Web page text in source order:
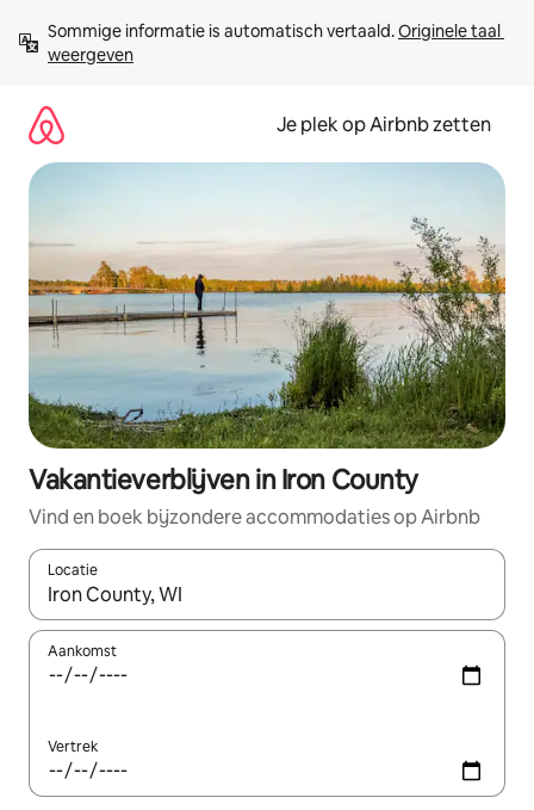
direct
naar
Sommige informatie is automatisch vertaald. Originele taal
weergeven
Je plek op Airbnb zetten
Vakantieverblijven in Iron County
Vind en boek bijzondere accommodaties op Airbnb
Locatie
Wanneer er resultaten beschikbaar zijn, maak je een keuze
Aankomst
Vertrek